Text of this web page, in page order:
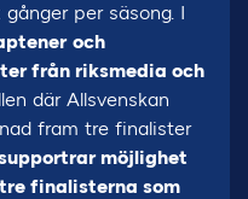
per säsong. I
och
från riksmedia och
där Allsvenskan
fram tre finalister
möjlighet
finalisterna som